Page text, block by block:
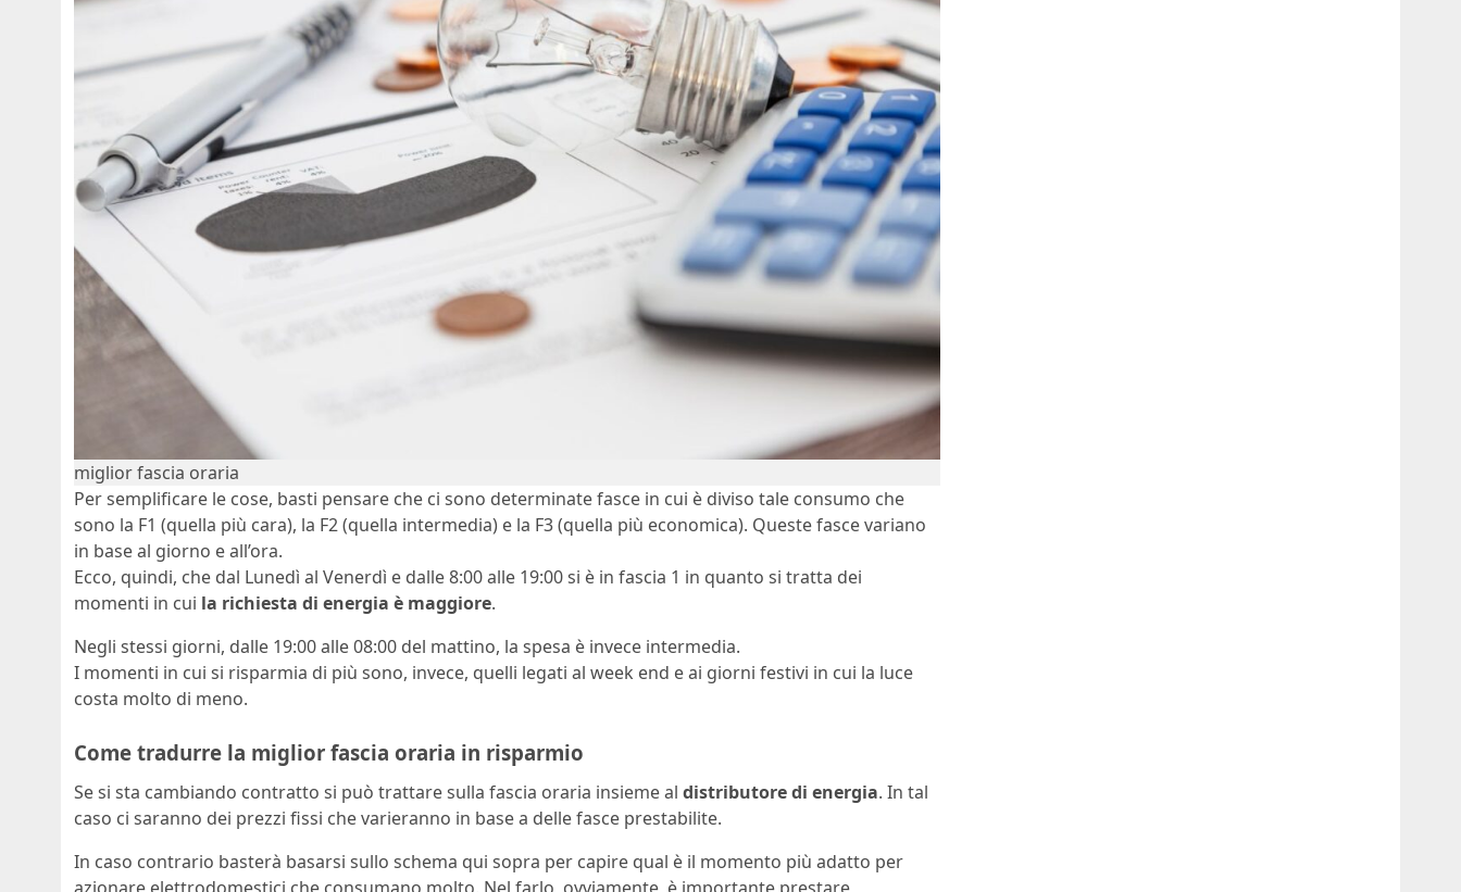
miglior fascia oraria
Per semplificare le cose, basti pensare che ci sono determinate fasce in cui è diviso tale consumo che
sono la F1 (quella più cara), la F2 (quella intermedia) e la F3 (quella più economica). Queste fasce variano
in base al giorno e all’ora.
Ecco, quindi, che dal Lunedì al Venerdì e dalle 8:00 alle 19:00 si è in fascia 1 in quanto si tratta dei
momenti in cui la richiesta di energia è maggiore.
Negli stessi giorni, dalle 19:00 alle 08:00 del mattino, la spesa è invece intermedia.
I momenti in cui si risparmia di più sono, invece, quelli legati al week end e ai giorni festivi in cui la luce
costa molto di meno.
Come tradurre la miglior fascia oraria in risparmio
Se si sta cambiando contratto si può trattare sulla fascia oraria insieme al distributore di energia. In tal
caso ci saranno dei prezzi fissi che varieranno in base a delle fasce prestabilite.
In caso contrario basterà basarsi sullo schema qui sopra per capire qual è il momento più adatto per